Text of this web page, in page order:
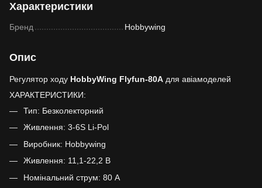
Характеристики
Бренд Hobbywing
Опис
Регулятор ходу HobbyWing Flyfun-80A для авіамоделей
ХАРАКТЕРИСТИКИ:
Тип: Безколекторний
Живлення: 3-6S Li-Pol
Виробник: Hobbywing
Живлення: 11,1-22,2 В
Номінальний струм: 80 А